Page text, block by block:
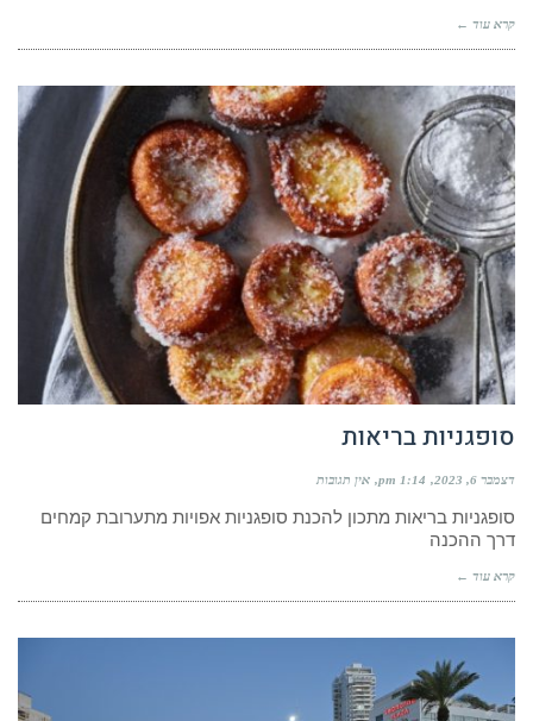
קרא עוד ←
סופגניות בריאות
דצמבר 6, 2023 1:14 pm אין תגובות
סופגניות בריאות מתכון להכנת סופגניות אפויות מתערובת קמחים
דרך ההכנה
קרא עוד ←